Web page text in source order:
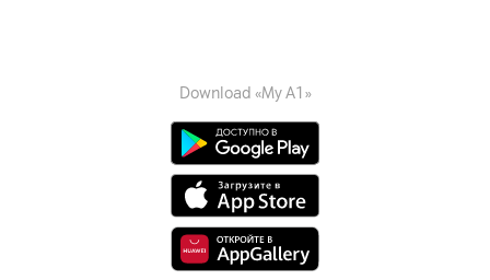
Download «My A1»